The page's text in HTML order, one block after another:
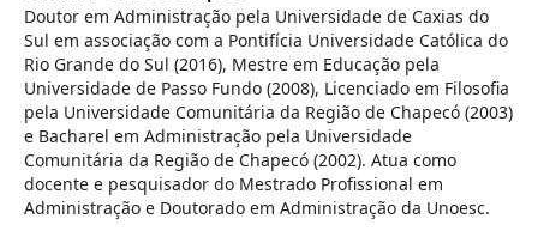
Doutor em Administração pela Universidade de Caxias do
Sul em associação com a Pontifícia Universidade Católica do
Rio Grande do Sul (2016), Mestre em Educação pela
Universidade de Passo Fundo (2008), Licenciado em Filosofia
pela Universidade Comunitária da Região de Chapecó (2003)
e Bacharel em Administração pela Universidade
Comunitária da Região de Chapecó (2002). Atua como
docente e pesquisador do Mestrado Profissional em
Administração e Doutorado em Administração da Unoesc.